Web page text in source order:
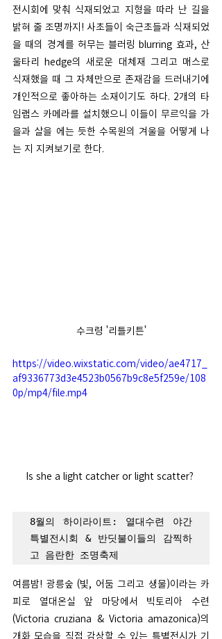
전시회에 맞춰 식재되었고 지형을 따라 난 길을
밝혀 줄 조명까지! 사초들이 숙근초들과 식재되었
을 때의 경계를 허무는 블러링 blurring 효과, 산
울타리 hedge의 새로운 대체재 그리고 매스로
식재했을 때 그 자체만으로 존재감을 드러내기에
개인적으로 좋아하는 소재이기도 하다. 2개의 타
임랩스 카메라를 설치했으니 이들이 무르익을 가
을과 살을 에는 듯한 수목원의 겨울을 어떻게 나
는 지 지켜보기로 한다.
수크령 '리틀키튼'
https://video.wixstatic.com/video/ae4717_
af9336773d3e4523b0567b9c8e5f259e/108
0p/mp4/file.mp4
Is she a light catcher or light scatter?
8월의 하이라이트: 열대수련 야간
특별전시회 & 반딧불이들의 감찍하
고 음란한 조명축제
여름밤! 광릉숲 (빛, 어둠 그리고 생물)이라는 카
피로 열대온실 앞 마당에서 빅토리아 수련
(Victoria cruziana & Victoria amazonica)의
개화 모습을 직접 감상할 수 있는 특별전시가 기